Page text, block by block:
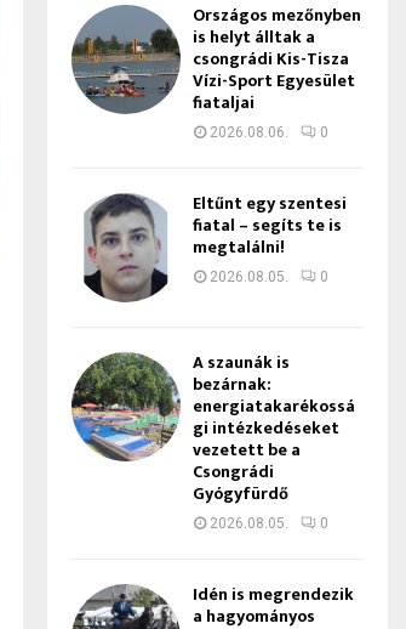
Országos mezőnyben
is helyt álltak a
csongrádi Kis-Tisza
Vízi-Sport Egyesület
fiataljai
2026.08.06. 0
Eltűnt egy szentesi
fiatal – segíts te is
megtalálni!
2026.08.05. 0
A szaunák is
bezárnak:
energiatakarékossá
gi intézkedéseket
vezetett be a
Csongrádi
Gyógyfürdő
2026.08.05. 0
Idén is megrendezik
a hagyományos